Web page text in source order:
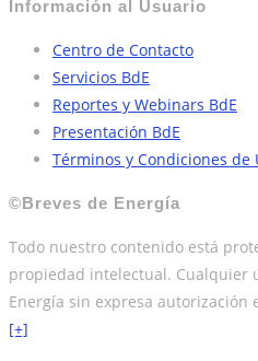
Información al Usuario
Centro de Contacto
Servicios BdE
Reportes y Webinars BdE
Presentación BdE
Términos y Condiciones de
©Breves de Energía
Todo nuestro contenido está
propiedad intelectual. Cualquier
Energía sin expresa
[+]